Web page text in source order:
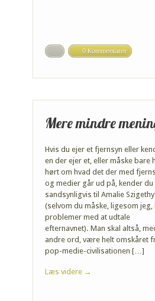
0 Kommentarer
Mere mindre
Hvis du ejer et fjernsyn eller
en der ejer et, eller måske bare
hørt om hvad det der med
og medier går ud på, kender du
sandsynligvis til Amalie Szigethy
(selvom du måske, ligesom jeg,
problemer med at udtale
efternavnet). Man skal altså,
andre ord, være helt omskåret
pop-medie-civilisationen […]
Læs videre →